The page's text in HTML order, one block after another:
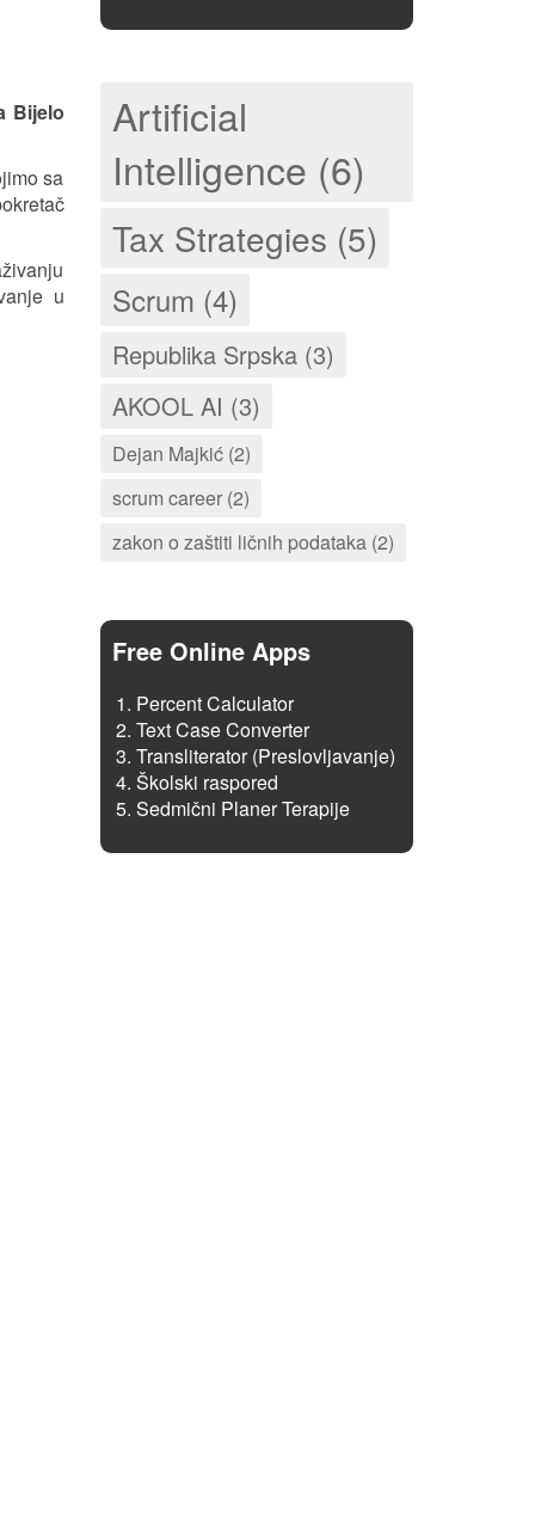
Bijelo
sa
u
Artificial
Intelligence (6)
Tax Strategies (5)
Scrum (4)
Republika Srpska (3)
AKOOL AI (3)
Dejan Majkić (2)
scrum career (2)
zakon o zaštiti ličnih podataka (2)
Free Online Apps
Percent Calculator
Text Case Converter
Transliterator (Preslovljavanje)
Školski raspored
Sedmični Planer Terapije